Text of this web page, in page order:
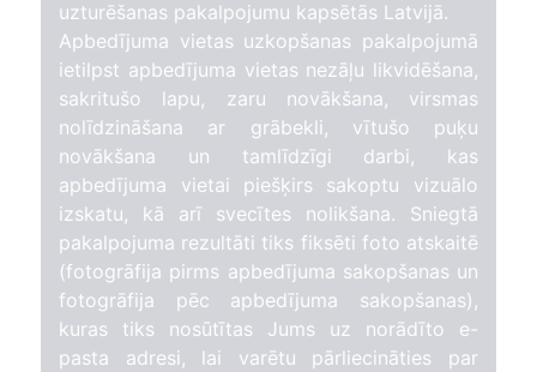
uzturēšanas pakalpojumu kapsētās Latvijā.
Apbedījuma vietas uzkopšanas pakalpojumā
ietilpst apbedījuma vietas nezāļu likvidēšana,
sakritušo lapu, zaru novākšana, virsmas
nolīdzināšana ar grābekli, vītušo puķu
novākšana un tamlīdzīgi darbi, kas
apbedījuma vietai piešķirs sakoptu vizuālo
izskatu, kā arī svecītes nolikšana. Sniegtā
pakalpojuma rezultāti tiks fiksēti foto atskaitē
(fotogrāfija pirms apbedījuma sakopšanas un
fotogrāfija pēc apbedījuma sakopšanas),
kuras tiks nosūtītas Jums uz norādīto e-
pasta adresi, lai varētu pārliecināties par